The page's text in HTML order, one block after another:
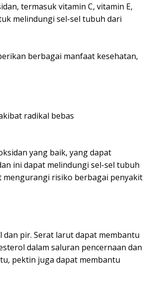
termasuk vitamin C, vitamin E,
melindungi sel-sel tubuh dari
berbagai manfaat kesehatan,
radikal bebas
yang baik, yang dapat
ini dapat melindungi sel-sel tubuh
mengurangi risiko berbagai penyakit
pir. Serat larut dapat membantu
dalam saluran pencernaan dan
pektin juga dapat membantu